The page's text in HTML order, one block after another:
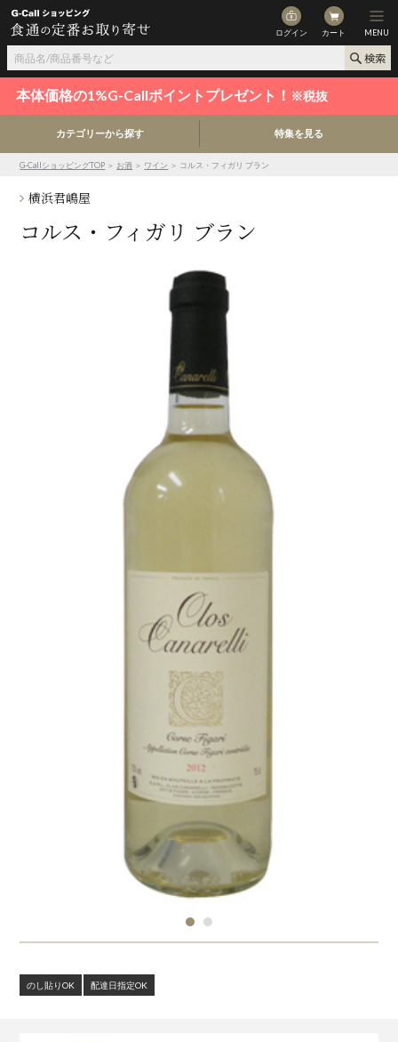
ログイン カート MENU
本体価格の1%G-Callポイントプレゼント！ ※税抜
カテゴリーから探す 特集を見る
G-CallショッピングTOP ＞ お酒 ＞ ワイン ＞ コルス・フィガリ ブラン
横浜君嶋屋
コルス・フィガリ ブラン
のし貼りOK 配達日指定OK